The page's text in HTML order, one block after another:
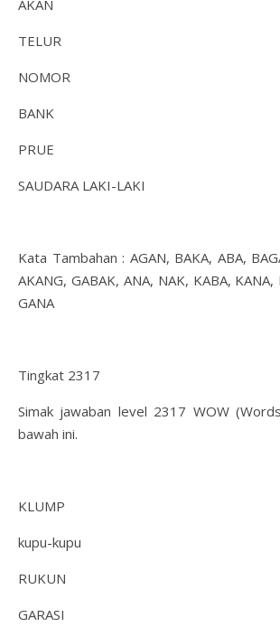
AKAN
TELUR
NOMOR
BANK
PRUE
SAUDARA LAKI-LAKI
Kata Tambahan : AGAN, BAKA, ABA,
AKANG, GABAK, ANA, NAK, KABA,
GANA
Tingkat 2317
Simak jawaban level 2317 WOW
bawah ini.
KLUMP
kupu-kupu
RUKUN
GARASI